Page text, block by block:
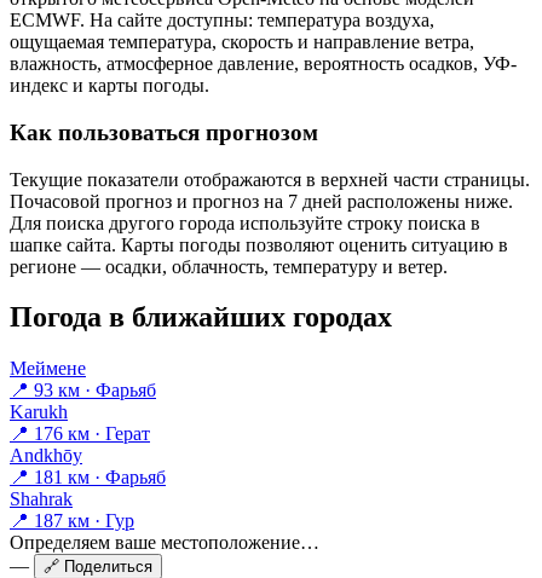
ECMWF. На сайте доступны: температура воздуха,
ощущаемая температура, скорость и направление ветра,
влажность, атмосферное давление, вероятность осадков, УФ-
индекс и карты погоды.
Как пользоваться прогнозом
Текущие показатели отображаются в верхней части страницы.
Почасовой прогноз и прогноз на 7 дней расположены ниже.
Для поиска другого города используйте строку поиска в
шапке сайта. Карты погоды позволяют оценить ситуацию в
регионе — осадки, облачность, температуру и ветер.
Погода в ближайших городах
Меймене
📍 93 км · Фарьяб
Karukh
📍 176 км · Герат
Andkhōy
📍 181 км · Фарьяб
Shahrak
📍 187 км · Гур
Определяем ваше местоположение…
—
🔗 Поделиться